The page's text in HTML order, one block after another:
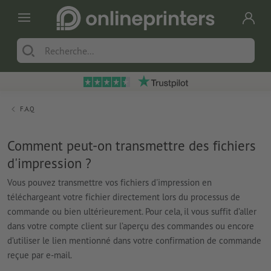
F.A.Q
Comment peut-on transmettre des fichiers
d'impression ?
Vous pouvez transmettre vos fichiers d'impression en
téléchargeant votre fichier directement lors du processus de
commande ou bien ultérieurement. Pour cela, il vous suffit d’aller
dans votre compte client sur l’aperçu des commandes ou encore
d’utiliser le lien mentionné dans votre confirmation de commande
reçue par e-mail.